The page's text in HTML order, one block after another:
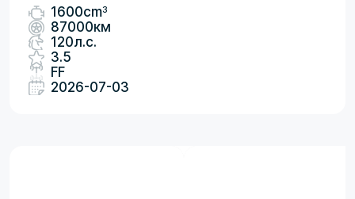
1600cm3
87000км
120л.с.
3.5
FF
2026-07-03